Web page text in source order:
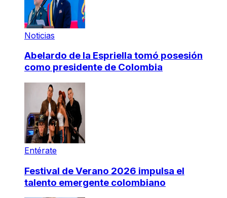
Noticias
Abelardo de la Espriella tomó posesión
como presidente de Colombia
Entérate
Festival de Verano 2026 impulsa el
talento emergente colombiano